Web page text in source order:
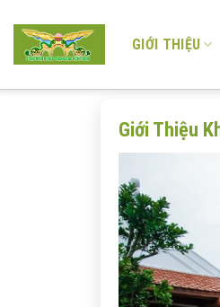
content
GIỚI THIỆU
Giới Thiệu